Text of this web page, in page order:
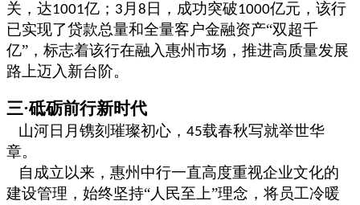
关，达1001亿； 3 月 8 日，成功突破1000亿元，该行
已实现了贷款总量和全量客户金融资产“双超千
亿”，标志着该行在融入惠州市场，推进高质量发展
路上迈入新台阶。
三·砥砺前行新时代
山河日月镌刻璀璨初心， 45载春秋写就举世华
章。
自成立以来，惠州中行一直高度重视企业文化的
建设管理，始终坚持“人民至上”理念，将员工冷暖